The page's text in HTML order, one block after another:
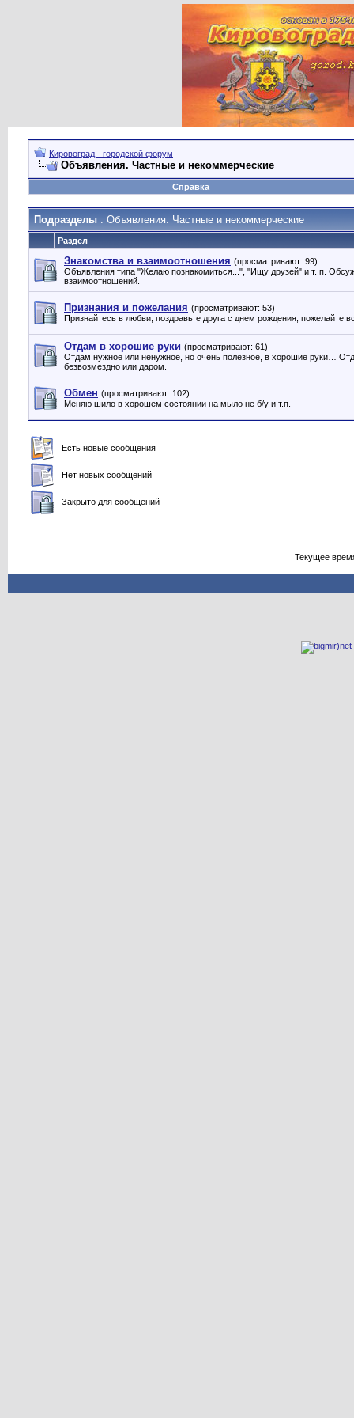
Кировоград - городской форум
Объявления. Частные и некоммерческие
Справка
Подразделы : Объявления. Частные и некоммерческие
Раздел
Знакомства и взаимоотношения (просматривают: 99)
Объявления типа "Желаю познакомиться...", "Ищу друзей" и т. п.
взаимоотношений.
Признания и пожелания (просматривают: 53)
Признайтесь в любви, поздравьте друга с днем рождения, пожелайте
Отдам в хорошие руки (просматривают: 61)
Отдам нужное или ненужное, но очень полезное, в хорошие руки…
безвозмездно или даром.
Обмен (просматривают: 102)
Меняю шило в хорошем состоянии на мыло не б/у и т.п.
Есть новые сообщения
Нет новых сообщений
Закрыто для сообщений
Текущее